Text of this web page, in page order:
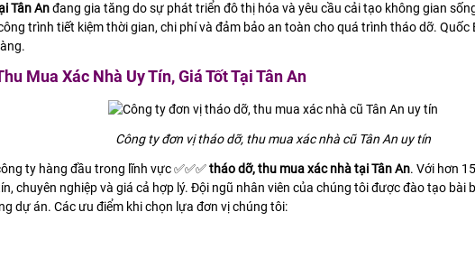
Tân Anđang gia tăng do sự phát triển đô thị hóa và yêu cầu cải tạo không gian
trình tiết kiệm thời gian, chi phí và đảm bảo an toàn cho quá trình tháo dỡ.
Mua Xác Nhà Uy Tín, Giá Tốt Tại Tân An
Công ty đơn vị tháo dỡ, thu mua xác nhà cũ Tân An uy tín
ty hàng đầu trong lĩnh vực ✅✅✅tháo dỡ, thu mua xác nhà tại Tân An. Với hơn
chuyên nghiệp và giá cả hợp lý. Đội ngũ nhân viên của chúng tôi được đào tạo bài
dự án. Các ưu điểm khi chọn lựa đơn vị chúng tôi: